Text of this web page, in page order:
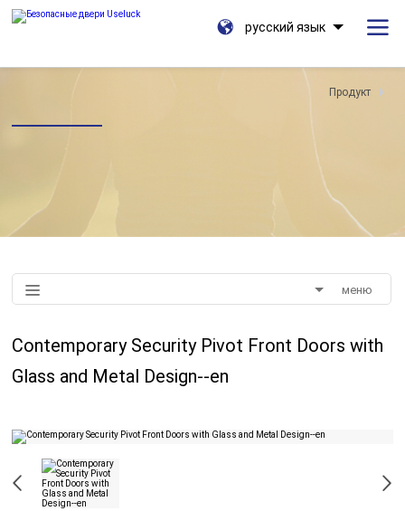
русский язык
Продукт
меню
Contemporary Security Pivot Front Doors with
Glass and Metal Design--en